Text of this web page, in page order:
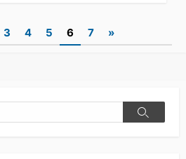
3 4 5 6 7 »
Search